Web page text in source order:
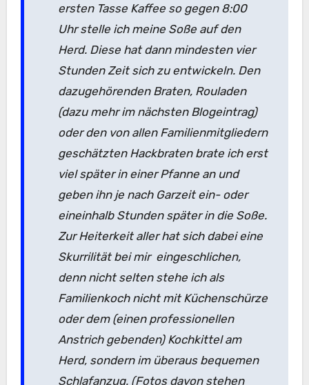
ersten Tasse Kaffee so gegen 8:00
Uhr stelle ich meine Soße auf den
Herd. Diese hat dann mindesten vier
Stunden Zeit sich zu entwickeln. Den
dazugehörenden Braten, Rouladen
(dazu mehr im nächsten Blogeintrag)
oder den von allen Familienmitgliedern
geschätzten Hackbraten brate ich erst
viel später in einer Pfanne an und
geben ihn je nach Garzeit ein- oder
eineinhalb Stunden später in die Soße.
Zur Heiterkeit aller hat sich dabei eine
Skurrilität bei mir eingeschlichen,
denn nicht selten stehe ich als
Familienkoch nicht mit Küchenschürze
oder dem (einen professionellen
Anstrich gebenden) Kochkittel am
Herd, sondern im überaus bequemen
Schlafanzug. (Fotos davon stehen